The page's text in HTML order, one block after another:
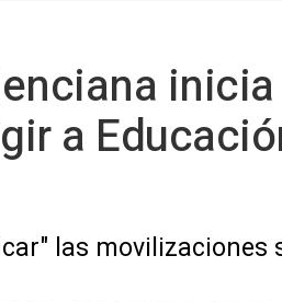
a
las movilizaciones